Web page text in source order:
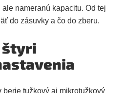
nameranú kapacitu. Od tej
do zásuvky a čo do zberu.
štyri
berie tužkový aj mikrotužkový